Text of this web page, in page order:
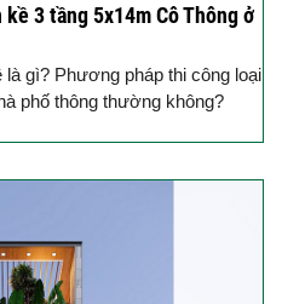
3 tầng 5x14m Cô Thông ở
gì? Phương pháp thi công loại
phố thông thường không?